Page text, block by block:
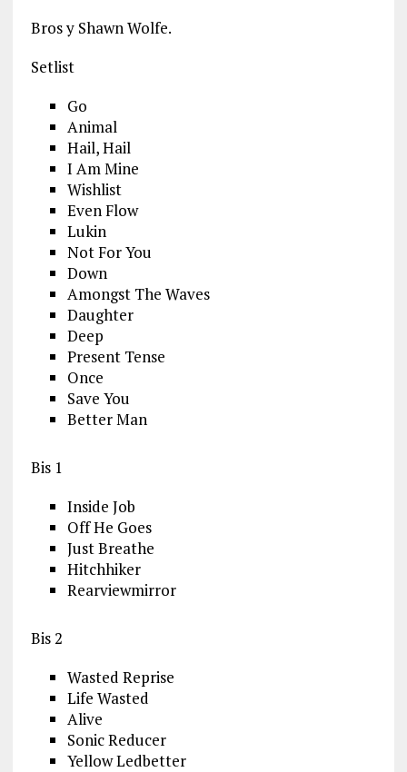
Bros y Shawn Wolfe.
Setlist
Go
Animal
Hail, Hail
I Am Mine
Wishlist
Even Flow
Lukin
Not For You
Down
Amongst The Waves
Daughter
Deep
Present Tense
Once
Save You
Better Man
Bis 1
Inside Job
Off He Goes
Just Breathe
Hitchhiker
Rearviewmirror
Bis 2
Wasted Reprise
Life Wasted
Alive
Sonic Reducer
Yellow Ledbetter